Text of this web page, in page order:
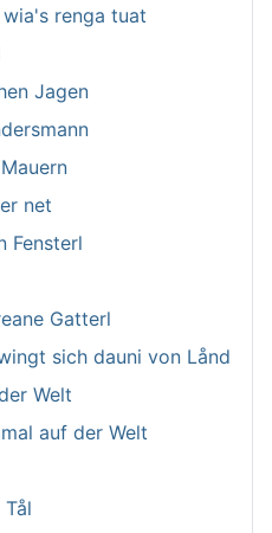
wia's renga tuat
Jagen
net
Fensterl
Gatterl
sich dauni von Lånd
Welt
auf der Welt